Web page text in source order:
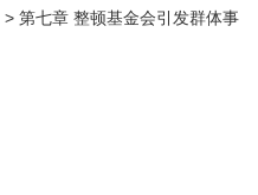
> 第七章 整顿基金会引发群体事